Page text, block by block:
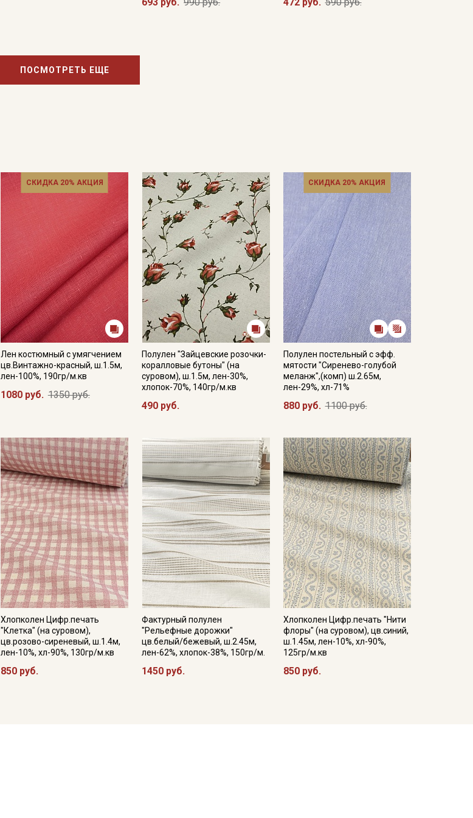
ПОСМОТРЕТЬ ЕЩЕ
СКИДКА 20% АКЦИЯ
Лен костюмный с умягчением
цв.Винтажно-красный, ш.1.5м,
лен-100%, 190гр/м.кв
1080 руб. 1350 руб.
Полулен "Зайцевские розочки-
коралловые бутоны" (на
суровом), ш.1.5м, лен-30%,
хлопок-70%, 140гр/м.кв
490 руб.
СКИДКА 20% АКЦИЯ
Полулен постельный с эфф.
мятости "Сиренево-голубой
меланж",(комп) ш.2.65м,
лен-29%, хл-71%
880 руб. 1100 руб.
Хлопколен Цифр.печать
"Клетка" (на суровом),
цв.розово-сиреневый, ш.1.4м,
лен-10%, хл-90%, 130гр/м.кв
850 руб.
Фактурный полулен
"Рельефные дорожки"
цв.белый/бежевый, ш.2.45м,
лен-62%, хлопок-38%, 150гр/м.
1450 руб.
Хлопколен Цифр.печать "Нити
флоры" (на суровом), цв.синий,
ш.1.45м, лен-10%, хл-90%,
125гр/м.кв
850 руб.